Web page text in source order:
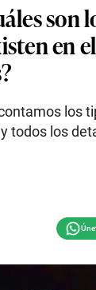
son
en
los
todos los